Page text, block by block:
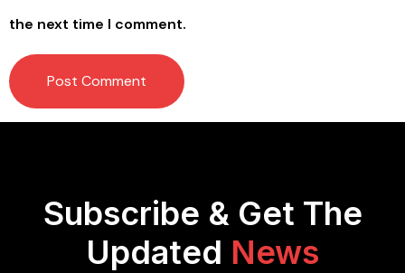
the next time I comment.
Subscribe & Get The
Updated News